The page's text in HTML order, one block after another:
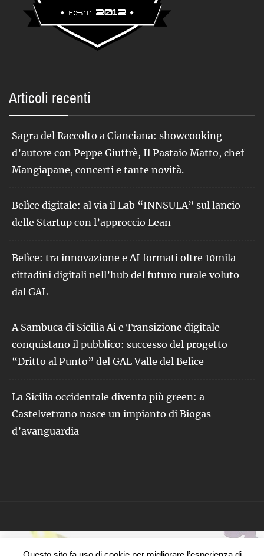
Articoli recenti
Sagra del Raccolto a Cianciana: showcooking
d’autore con Peppe Giuffrè, Il Pastaio Matto, chef
Mangiapane, concerti e tante novità.
Belìce digitale: al via il Lab “INNSULA” sul lancio
delle Startup con l’approccio Lean
Belìce: tra innovazione e AI formati oltre 10mila
cittadini digitali nell’hub del futuro rurale voluto
dal GAL
A Sambuca di Sicilia Ai e Transizione digitale
conquistano il pubblico: successo del progetto
“Dritto al Punto” del GAL Valle del Belìce
La Sicilia occidentale diventa più green: a
Castelvetrano nasce un impianto di Biogas
d’avanguardia